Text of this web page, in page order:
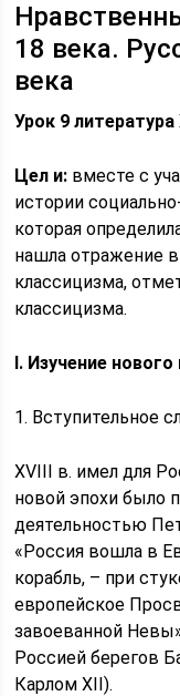
18 века.
века
Урок 9
Цел и: вместе с
истории
которая
нашла отражение
классицизма,
классицизма.
I. Изучение
1. Вступительное
XVIII в. имел для
новой эпохи было
деятельностью
«Россия вошла в
корабль, – при
европейское
завоеванной
Россией берегов
Карлом XII).